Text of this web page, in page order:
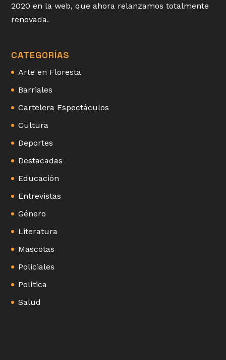
2020 en la web, que ahora relanzamos totalmente
renovada.
CATEGORÍAS
Arte en Floresta
Barriales
Cartelera Espectáculos
Cultura
Deportes
Destacadas
Educación
Entrevistas
Género
Literatura
Mascotas
Policiales
Política
Salud